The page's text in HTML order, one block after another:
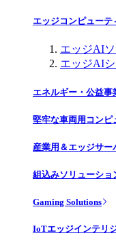
エッジコンピューテ
エッジAI
エッジAI
エネルギー・公益事
堅牢な車両用コンピ
産業用＆エッジサー
組込みソリューショ
Gaming Solutions
IoTエッジインテリ